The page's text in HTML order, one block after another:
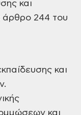
και
άρθρο 244 του
και
και